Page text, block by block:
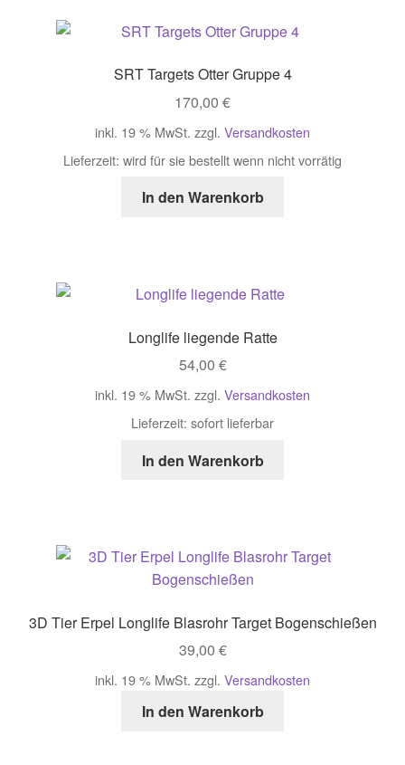
SRT Targets Otter Gruppe 4
170,00 €
inkl. 19 % MwSt. zzgl. Versandkosten
Lieferzeit: wird für sie bestellt wenn nicht vorrätig
In den Warenkorb
Longlife liegende Ratte
54,00 €
inkl. 19 % MwSt. zzgl. Versandkosten
Lieferzeit: sofort lieferbar
In den Warenkorb
3D Tier Erpel Longlife Blasrohr Target Bogenschießen
39,00 €
inkl. 19 % MwSt. zzgl. Versandkosten
In den Warenkorb